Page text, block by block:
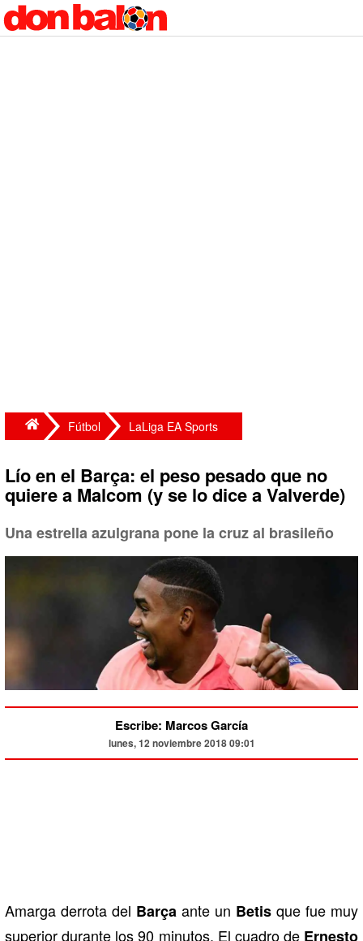
Fútbol LaLiga EA Sports
Lío en el Barça: el peso pesado que no
quiere a Malcom (y se lo dice a Valverde)
Una estrella azulgrana pone la cruz al brasileño
Escribe: Marcos García
lunes, 12 noviembre 2018 09:01
Amarga derrota del Barça ante un Betis que fue muy
superior durante los 90 minutos. El cuadro de Ernesto